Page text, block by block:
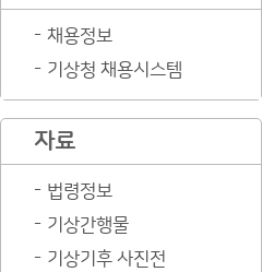
채용정보
기상청 채용시스템
자료
법령정보
기상간행물
기상기후 사진전